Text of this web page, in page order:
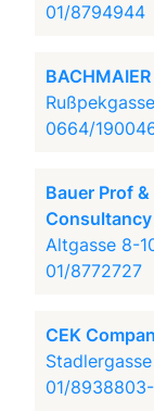
01/8794944
0664/
Bauer Prof
Consultancy
Altgasse 8-
01/8772727
CEK
01/